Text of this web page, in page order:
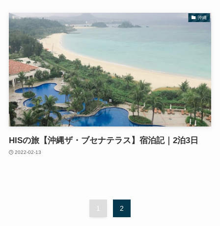
沖縄
HISの旅【沖縄ザ・ブセナテラス】宿泊記｜2泊3日
2022-02-13
1 2